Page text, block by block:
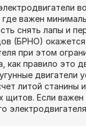
важен
снять лапы и
(БРНО) окажется
при этом
как правило это
двигатели
литой станины
щитов. Если важен